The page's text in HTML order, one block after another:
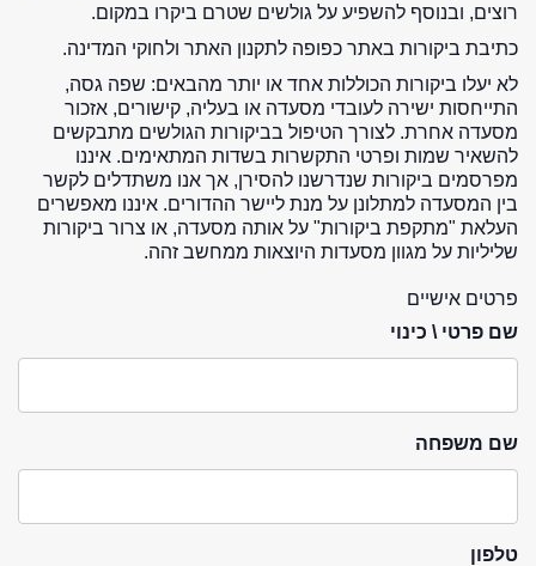
רוצים, ובנוסף להשפיע על גולשים שטרם ביקרו במקום.
כתיבת ביקורות באתר כפופה לתקנון האתר ולחוקי המדינה.
לא יעלו ביקורות הכוללות אחד או יותר מהבאים: שפה גסה,
התייחסות ישירה לעובדי מסעדה או בעליה, קישורים, אזכור
מסעדה אחרת. לצורך הטיפול בביקורות הגולשים מתבקשים
להשאיר שמות ופרטי התקשרות בשדות המתאימים. איננו
מפרסמים ביקורות שנדרשנו להסירן, אך אנו משתדלים לקשר
בין המסעדה למתלונן על מנת ליישר ההדורים. איננו מאפשרים
העלאת "מתקפת ביקורות" על אותה מסעדה, או צרור ביקורות
שליליות על מגוון מסעדות היוצאות ממחשב זהה.
פרטים אישיים
שם פרטי \ כינוי
שם משפחה
טלפון